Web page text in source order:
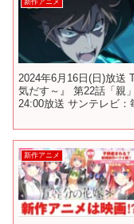
新作アニメ
2024年6月16日(日)放
気だす～』 第22話「親
24:00放送 サンテレビ
新作アニメ